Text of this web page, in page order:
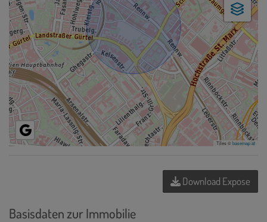
Tiles ©basemap.at
Download Expose
Basisdaten zur Immobilie